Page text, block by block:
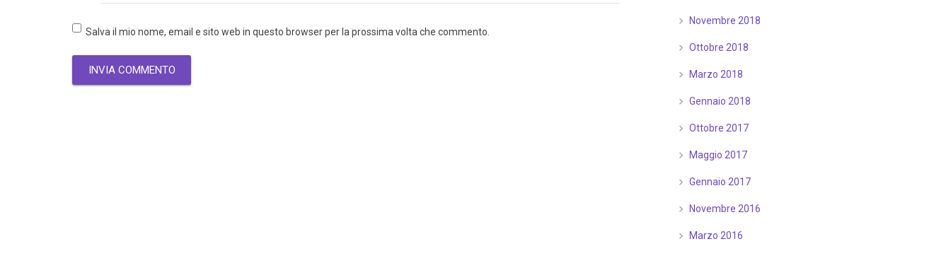
Salva il mio nome, email e sito web in questo browser per la prossima volta che commento.
Novembre 2018
Ottobre 2018
Marzo 2018
Gennaio 2018
Ottobre 2017
Maggio 2017
Gennaio 2017
Novembre 2016
Marzo 2016